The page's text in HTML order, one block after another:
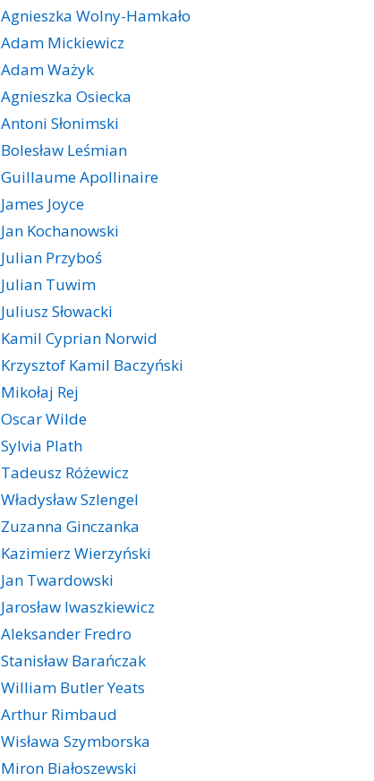
Agnieszka Wolny-Hamkało
Adam Mickiewicz
Adam Ważyk
Agnieszka Osiecka
Antoni Słonimski
Bolesław Leśmian
Guillaume Apollinaire
James Joyce
Jan Kochanowski
Julian Przyboś
Julian Tuwim
Juliusz Słowacki
Kamil Cyprian Norwid
Krzysztof Kamil Baczyński
Mikołaj Rej
Oscar Wilde
Sylvia Plath
Tadeusz Różewicz
Władysław Szlengel
Zuzanna Ginczanka
Kazimierz Wierzyński
Jan Twardowski
Jarosław Iwaszkiewicz
Aleksander Fredro
Stanisław Barańczak
William Butler Yeats
Arthur Rimbaud
Wisława Szymborska
Miron Białoszewski